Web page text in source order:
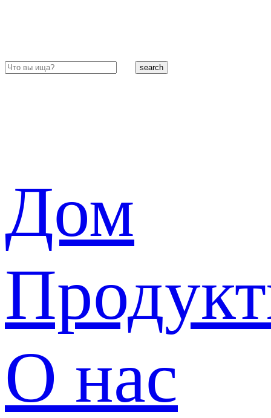
search
Дом
О нас